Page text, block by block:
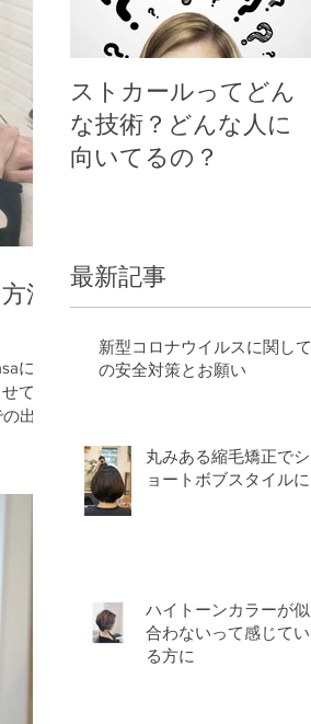
法
にて
て頂
出来
ストカールってどん
な技術？どんな人に
向いてるの？
最新記事
新型コロナウイルスに関して
の安全対策とお願い
丸みある縮毛矯正でシ
ョートボブスタイルに
ハイトーンカラーが似
合わないって感じてい
る方に